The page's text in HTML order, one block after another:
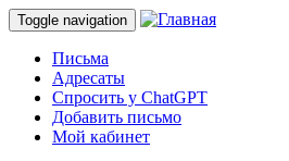
Toggle navigation
Письма
Адресаты
Спросить у ChatGPT
Добавить письмо
Мой кабинет